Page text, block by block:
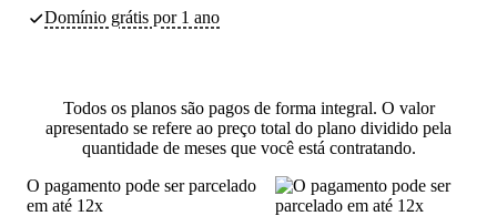
Domínio grátis por 1 ano
Todos os planos são pagos de forma integral. O valor
apresentado se refere ao preço total do plano dividido pela
quantidade de meses que você está contratando.
O pagamento pode ser parcelado
em até 12x